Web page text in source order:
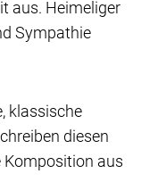
aus. Heimeliger
Sympathie
klassische
diesen
Komposition aus